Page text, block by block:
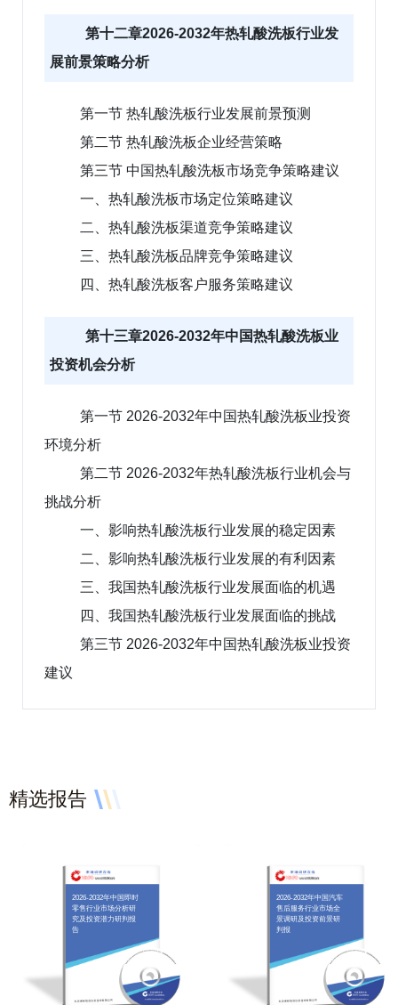
第十二章2026-2032年热轧酸洗板行业发
展前景策略分析
第一节 热轧酸洗板行业发展前景预测
第二节 热轧酸洗板企业经营策略
第三节 中国热轧酸洗板市场竞争策略建议
一、热轧酸洗板市场定位策略建议
二、热轧酸洗板渠道竞争策略建议
三、热轧酸洗板品牌竞争策略建议
四、热轧酸洗板客户服务策略建议
第十三章2026-2032年中国热轧酸洗板业
投资机会分析
第一节 2026-2032年中国热轧酸洗板业投资
环境分析
第二节 2026-2032年热轧酸洗板行业机会与
挑战分析
一、影响热轧酸洗板行业发展的稳定因素
二、影响热轧酸洗板行业发展的有利因素
三、我国热轧酸洗板行业发展面临的机遇
四、我国热轧酸洗板行业发展面临的挑战
第三节 2026-2032年中国热轧酸洗板业投资
建议
精选报告
2026-2032年中国即时
零售行业市场分析研
究及投资潜力研判报
告
2026-2032年中国汽车
售后服务行业市场全
景调研及投资前景研
判报